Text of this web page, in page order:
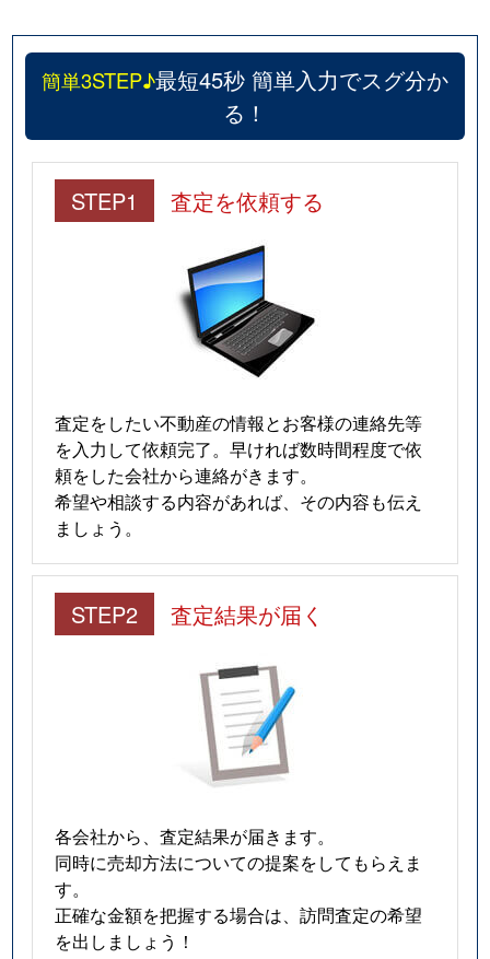
簡単3STEP♪最短45秒 簡単入力でスグ分か
る！
STEP1 査定を依頼する
査定をしたい不動産の情報とお客様の連絡先等
を入力して依頼完了。早ければ数時間程度で依
頼をした会社から連絡がきます。
希望や相談する内容があれば、その内容も伝え
ましょう。
STEP2 査定結果が届く
各会社から、査定結果が届きます。
同時に売却方法についての提案をしてもらえま
す。
正確な金額を把握する場合は、訪問査定の希望
を出しましょう！